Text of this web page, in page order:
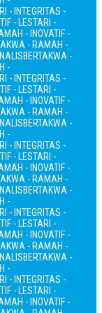
- INTEGRITAS -
- LESTARI -
- INOVATIF -
- RAMAH -
BERTAKWA -
-
- INTEGRITAS -
- LESTARI -
- INOVATIF -
- RAMAH -
BERTAKWA -
-
- INTEGRITAS -
- LESTARI -
- INOVATIF -
- RAMAH -
BERTAKWA -
-
- INTEGRITAS -
- LESTARI -
- INOVATIF -
- RAMAH -
BERTAKWA -
-
- INTEGRITAS -
- LESTARI -
- INOVATIF -